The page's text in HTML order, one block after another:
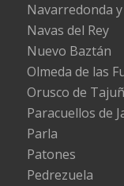
Navarredonda
Navas del Rey
Nuevo Baztán
Olmeda de las
Orusco de
Paracuellos de
Parla
Patones
Pedrezuela